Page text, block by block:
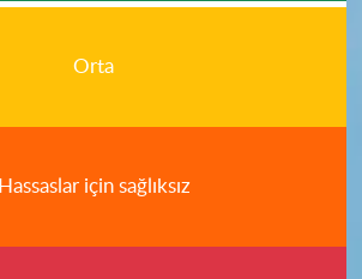
Orta
Hassaslar için sağlıksız